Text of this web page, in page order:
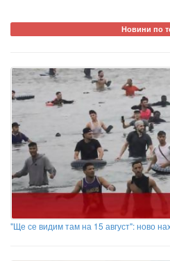
Новини по
"Ще се видим там на 15 август": ново